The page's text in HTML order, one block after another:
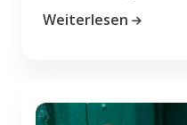
Weiterlesen